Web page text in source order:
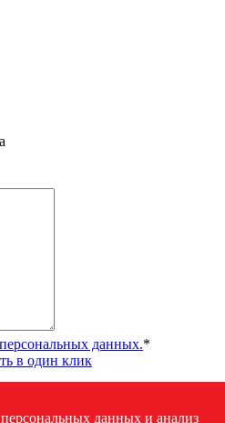
данных.*
в один клик
данных и анализ